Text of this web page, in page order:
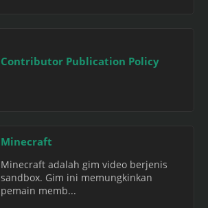
Contributor Publication Policy
Minecraft
Minecraft adalah gim video berjenis
sandbox. Gim ini memungkinkan
pemain memb...